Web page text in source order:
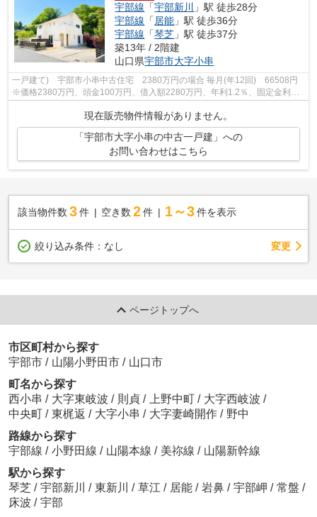
宇部線 「宇部新川
」駅 徒歩28分
宇部線 「 居能 」駅 徒歩36分
宇部線 「琴芝 」駅 徒歩37分
築13年 / 2階建
山口県宇部市大字小串
一戸建て) 宇部市小串中古住宅 2380万円の場合 毎月(年12回) 66508円
※価格2380万円、頭金100万円、借入額2280万円、年利1.2％、固定金利、
現在販売物件情報がありません。
「宇部市大字小串の中古一戸建」への
お問い合わせはこちら
該当物件数 3件 空き数 2 件 1～3 件を表示
絞り込み条件： なし 変更
ページトップへ
市区町村から探す
宇部市 / 山陽小野田市 / 山口市
町名から探す
西小串 / 大字東岐波 / 則貞 / 上野中町 / 大字西岐波 /
中央町 / 東梶返 / 大字小串 / 大字妻崎開作 / 野中
路線から探す
宇部線 / 小野田線 / 山陽本線 / 美祢線 / 山陽新幹線
駅から探す
琴芝 / 宇部新川 / 東新川 / 草江 / 居能 / 岩鼻 / 宇部岬 / 常盤 /
床波 / 宇部